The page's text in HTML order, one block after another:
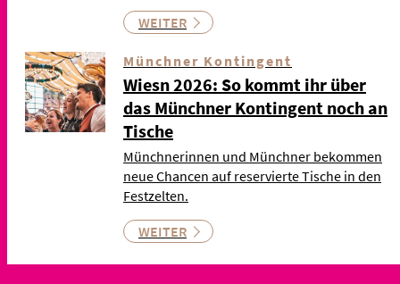
WEITER
Münchner Kontingent
Wiesn 2026: So kommt ihr über
das Münchner Kontingent noch an
Tische
Münchnerinnen und Münchner bekommen
neue Chancen auf reservierte Tische in den
Festzelten.
WEITER